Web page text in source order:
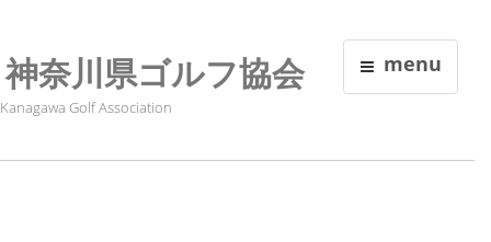
menu
神奈川県ゴルフ協会
Kanagawa Golf Association